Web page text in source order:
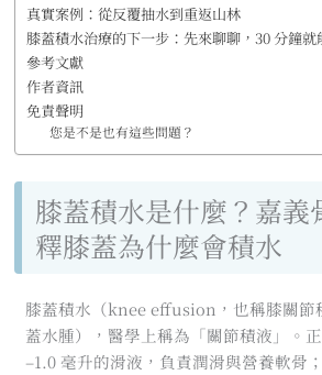
真實案例：從反覆抽水到重返山林
膝蓋積水治療的下一步：先來聊聊，30 分鐘就
參考文獻
作者資訊
免責聲明
您是不是也有這些問題？
膝蓋積水是什麼？嘉義
釋膝蓋為什麼會積水
膝蓋積水（knee effusion，也稱膝關節
蓋水腫），醫學上稱為「關節積液」。
–1.0 毫升的滑液，負責潤滑與營養軟骨